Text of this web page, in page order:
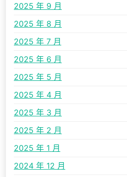
2025 年 9 月
2025 年 8 月
2025 年 7 月
2025 年 6 月
2025 年 5 月
2025 年 4 月
2025 年 3 月
2025 年 2 月
2025 年 1 月
2024 年 12 月